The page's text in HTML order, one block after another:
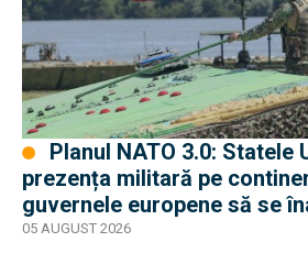
prezența militară pe
guvernele europene să se
05 AUGUST 2026